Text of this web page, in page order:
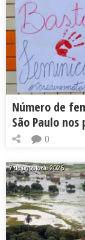
Número de
São Paulo
0
7 de agosto de 2026